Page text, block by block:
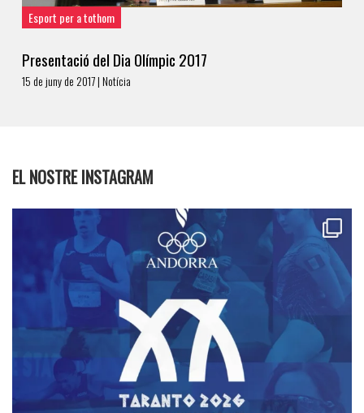
Esport per a tothom
Presentació del Dia Olímpic 2017
15 de juny de 2017 | Notícia
EL NOSTRE INSTAGRAM